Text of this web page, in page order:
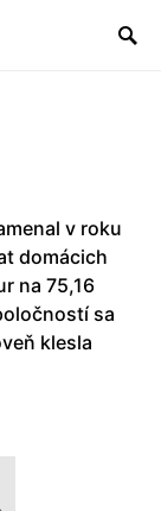
v roku
domácich
na 75,16
sa
klesla